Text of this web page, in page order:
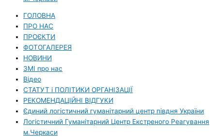
ГОЛОВНА
ПРО НАС
ПРОЄКТИ
ФОТОГАЛЕРЕЯ
НОВИНИ
ЗМI про нас
Вiдео
СТАТУТ і ПОЛІТИКИ ОРГАНІЗАЦІЇ
РЕКОМЕНДАЦІЙНІ ВІДГУКИ
Єдиний логістичний гуманітарний центр півдня України
Логістичний Гуманітарний Центр Екстреного Реагування
м.Черкаси